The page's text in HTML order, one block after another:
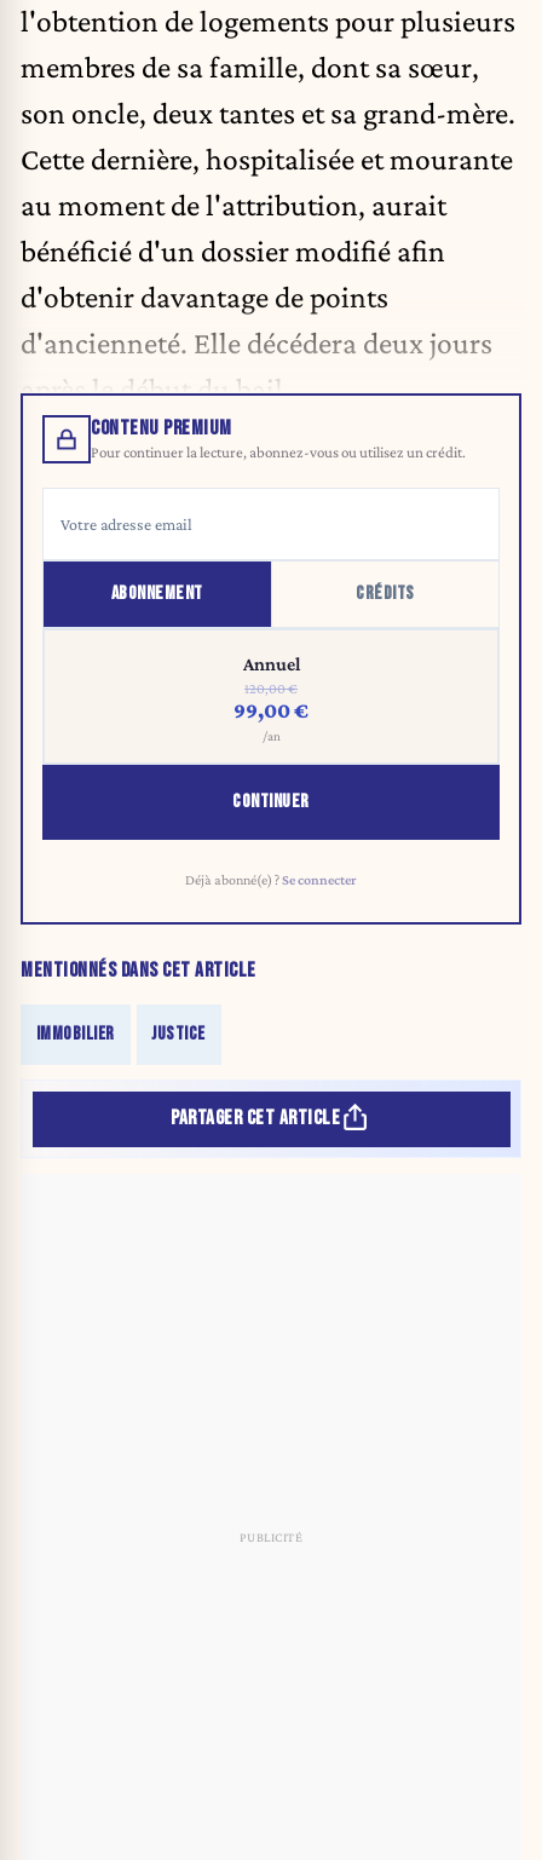
l'obtention de logements pour plusieurs
membres de sa famille, dont sa sœur,
son oncle, deux tantes et sa grand-mère.
Cette dernière, hospitalisée et mourante
au moment de l'attribution, aurait
bénéficié d'un dossier modifié afin
d'obtenir davantage de points
d'ancienneté. Elle décédera deux jours
après le début du bail.
CONTENU PREMIUM
Pour continuer la lecture, abonnez-vous ou utilisez un crédit.
ABONNEMENT CRÉDITS
Annuel
120,00 €
99,00 €
/an
CONTINUER
Déjà abonné(e) ?Se connecter
MENTIONNÉS DANS CET ARTICLE
IMMOBILIER JUSTICE
PARTAGER CET ARTICLE